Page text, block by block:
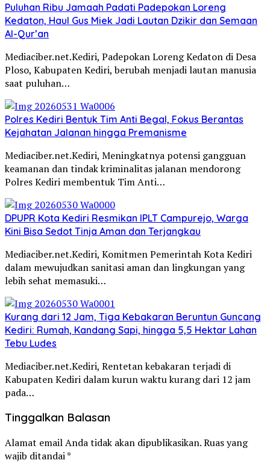
Puluhan Ribu Jamaah Padati Padepokan Loreng
Kedaton, Haul Gus Miek Jadi Lautan Dzikir dan Semaan
Al-Qur’an
Mediaciber.net.Kediri, Padepokan Loreng Kedaton di Desa
Ploso, Kabupaten Kediri, berubah menjadi lautan manusia
saat puluhan…
Polres Kediri Bentuk Tim Anti Begal, Fokus Berantas
Kejahatan Jalanan hingga Premanisme
Mediaciber.net.Kediri, Meningkatnya potensi gangguan
keamanan dan tindak kriminalitas jalanan mendorong
Polres Kediri membentuk Tim Anti…
DPUPR Kota Kediri Resmikan IPLT Campurejo, Warga
Kini Bisa Sedot Tinja Aman dan Terjangkau
Mediaciber.net.Kediri, Komitmen Pemerintah Kota Kediri
dalam mewujudkan sanitasi aman dan lingkungan yang
lebih sehat memasuki…
Kurang dari 12 Jam, Tiga Kebakaran Beruntun Guncang
Kediri: Rumah, Kandang Sapi, hingga 5,5 Hektar Lahan
Tebu Ludes
Mediaciber.net.Kediri, Rentetan kebakaran terjadi di
Kabupaten Kediri dalam kurun waktu kurang dari 12 jam
pada…
Tinggalkan Balasan
Alamat email Anda tidak akan dipublikasikan.Ruas yang
wajib ditandai*